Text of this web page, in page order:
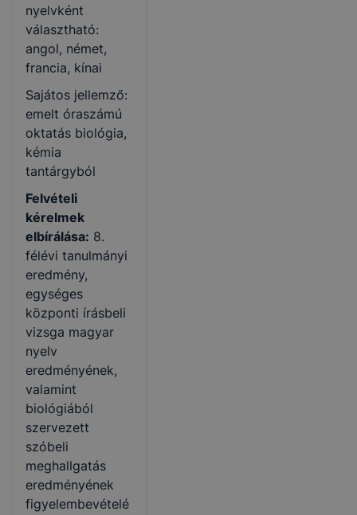
nyelvként
választható:
angol, német,
francia, kínai
Sajátos jellemző:
emelt óraszámú
oktatás biológia,
kémia
tantárgyból
Felvételi
kérelmek
elbírálása: 8.
félévi tanulmányi
eredmény,
egységes
központi írásbeli
vizsga magyar
nyelv
eredményének,
valamint
biológiából
szervezett
szóbeli
meghallgatás
eredményének
figyelembevételé